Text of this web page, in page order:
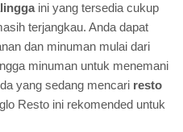
ini yang tersedia cukup
terjangkau. Anda dapat
dan minuman mulai dari
minuman untuk menemani
yang sedang mencari resto
Resto ini rekomended untuk